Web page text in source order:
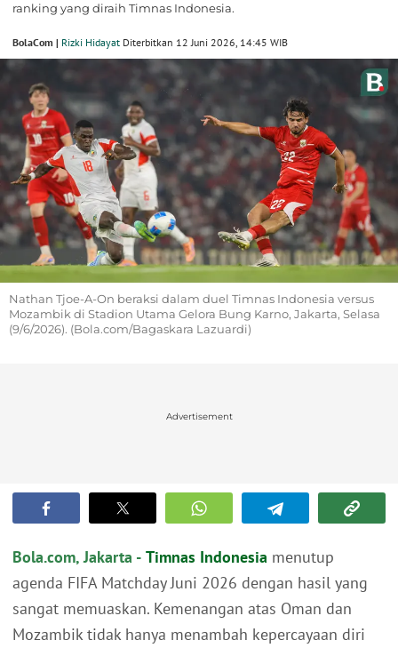
ranking yang diraih Timnas Indonesia.
BolaCom | Rizki Hidayat Diterbitkan 12 Juni 2026, 14:45 WIB
Nathan Tjoe-A-On beraksi dalam duel Timnas Indonesia versus
Mozambik di Stadion Utama Gelora Bung Karno, Jakarta, Selasa
(9/6/2026). (Bola.com/Bagaskara Lazuardi)
Advertisement
Bola.com, Jakarta - Timnas Indonesia menutup
agenda FIFA Matchday Juni 2026 dengan hasil yang
sangat memuaskan. Kemenangan atas Oman dan
Mozambik tidak hanya menambah kepercayaan diri